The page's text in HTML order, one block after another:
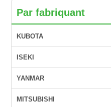
Par fabriquant
KUBOTA
ISEKI
YANMAR
MITSUBISHI